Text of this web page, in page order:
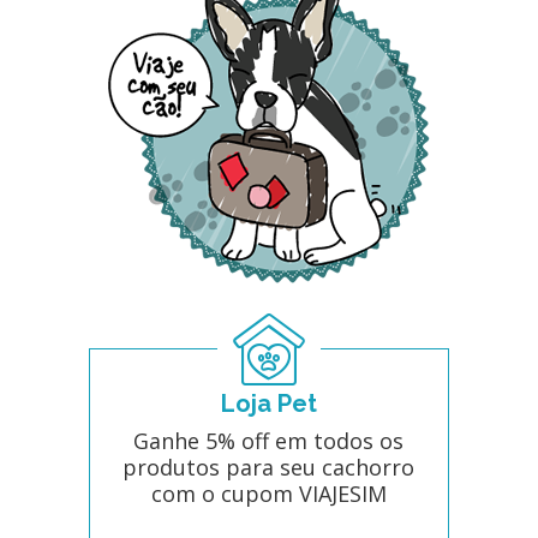
Loja Pet
Ganhe 5% off em todos os
produtos para seu cachorro
com o cupom VIAJESIM